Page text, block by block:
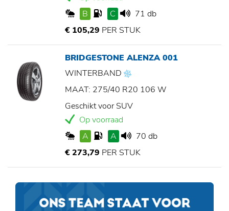
B
C
71 db
€ 105,29 PER STUK
BRIDGESTONE ALENZA 001
WINTERBAND
MAAT: 275/40 R20 106 W
Geschikt voor SUV
Op voorraad
A
A
70 db
€ 273,79 PER STUK